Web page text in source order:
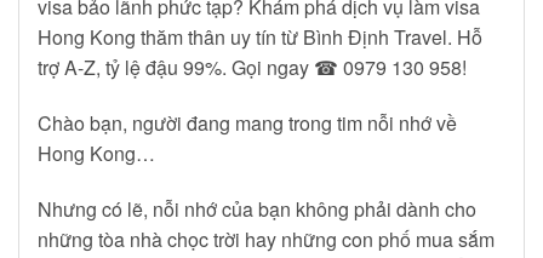
visa bảo lãnh phức tạp? Khám phá dịch vụ làm visa
Hong Kong thăm thân uy tín từ Bình Định Travel. Hỗ
trợ A-Z, tỷ lệ đậu 99%. Gọi ngay ☎ 0979 130 958!
Chào bạn, người đang mang trong tim nỗi nhớ về
Hong Kong…
Nhưng có lẽ, nỗi nhớ của bạn không phải dành cho
những tòa nhà chọc trời hay những con phố mua sắm